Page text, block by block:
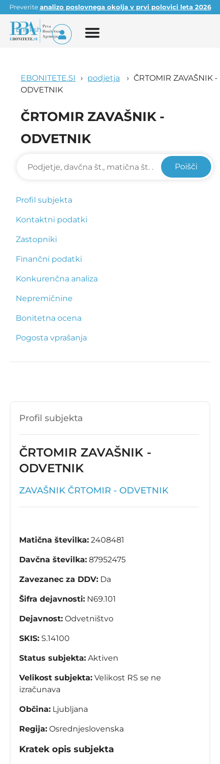
Preveriteanalizo poslovnega okolja v prvi polovici leta 2026
English
EBONITETE.SI podjetja
ČRTOMIR ZAVAŠNIK -
ODVETNIK
ČRTOMIR ZAVAŠNIK -
ODVETNIK
Poišči
Profil subjekta
Kontaktni podatki
Zastopniki
Finančni podatki
Konkurenčna analiza
Nepremičnine
Bonitetna ocena
Pogosta vprašanja
Profil subjekta
ČRTOMIR ZAVAŠNIK -
ODVETNIK
ZAVAŠNIK ČRTOMIR - ODVETNIK
Matična številka: 2408481
Davčna številka: 87952475
Zavezanec za DDV: Da
Šifra dejavnosti: N69.101
Dejavnost: Odvetništvo
SKIS: S.14100
Status subjekta: Aktiven
Velikost subjekta: Velikost RS se ne
izračunava
Občina: Ljubljana
Regija: Osrednjeslovenska
Kratek opis subjekta